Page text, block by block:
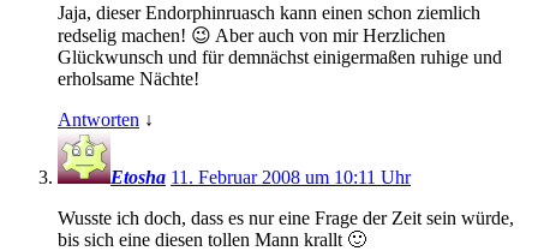
Jaja, dieser Endorphinruasch kann einen schon ziemlich
redselig machen! 😉 Aber auch von mir Herzlichen
Glückwunsch und für demnächst einigermaßen ruhige und
erholsame Nächte!
Antworten ↓
Etosha 11. Februar 2008 um 10:11 Uhr
Wusste ich doch, dass es nur eine Frage der Zeit sein würde,
bis sich eine diesen tollen Mann krallt 🙂